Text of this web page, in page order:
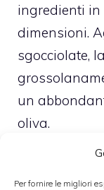
Per fornire le migliori
ingredienti
dimensioni.
sgocciolate,
un
oliva.